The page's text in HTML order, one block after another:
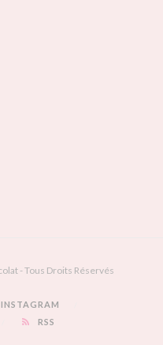
- Tous Droits Réservés
INSTAGRAM
RSS